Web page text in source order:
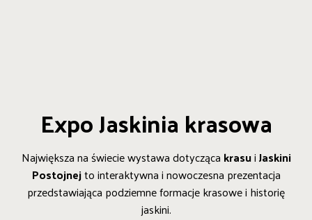
Expo Jaskinia krasowa
Największa na świecie wystawa dotycząca krasuiJaskini
Postojnejto interaktywna i nowoczesna prezentacja
przedstawiająca podziemne formacje krasowe i historię
jaskini.